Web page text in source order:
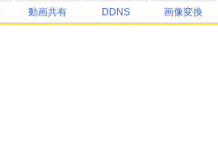
動画共有 DDNS 画像変換